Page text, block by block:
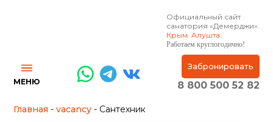
Официальный сайт
санатория «Демерджи».
Крым. Алушта.
Работаем круглогодично!
МЕНЮ
Забронировать
8 800 500 52 82
Главная -vacancy - Сантехник